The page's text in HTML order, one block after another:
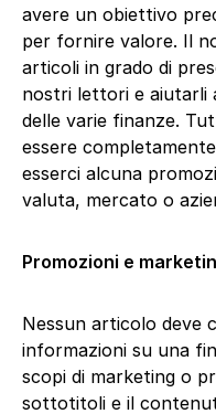
avere un obiettivo
per fornire valore. Il
articoli in grado di
nostri lettori e aiutarli
delle varie finanze.
essere
esserci alcuna
valuta, mercato o
Promozioni e
Nessun articolo deve
informazioni su una
scopi di marketing o
sottotitoli e il